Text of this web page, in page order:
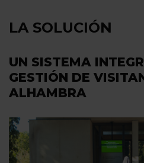
LA SOLUCIÓN
UN SISTEMA
GESTIÓN DE
ALHAMBRA